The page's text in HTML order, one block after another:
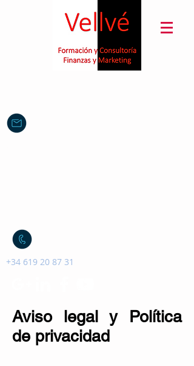
+34 619 20 87 31
Aviso legal y Política
de privacidad